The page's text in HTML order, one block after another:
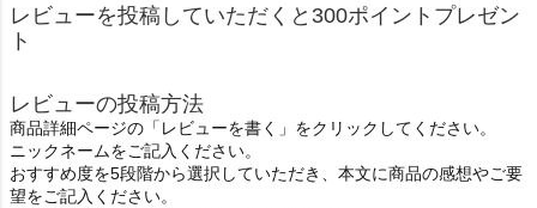
レビューを投稿していただくと300ポイントプレゼン
ト
レビューの投稿方法
商品詳細ページの「レビューを書く」をクリックしてください。
ニックネームをご記入ください。
おすすめ度を5段階から選択していただき、本文に商品の感想やご要
望をご記入ください。